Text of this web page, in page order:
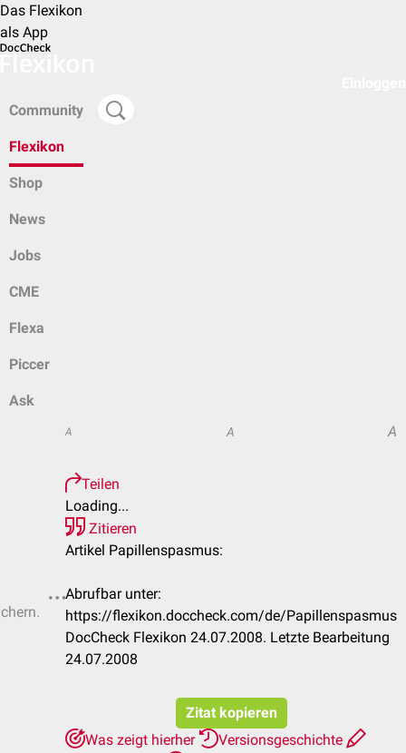
Das Flexikon
als App
Community
Flexikon
Shop
News
Jobs
CME
Flexa
Piccer
Ask
A A A
Teilen
Loading...
Zitieren
Artikel Papillenspasmus:
Abrufbar unter:
https://flexikon.doccheck.com/de/Papillenspasmus
DocCheck Flexikon 24.07.2008. Letzte Bearbeitung
24.07.2008
Zitat kopieren
Was zeigt hierher
Versionsgeschichte